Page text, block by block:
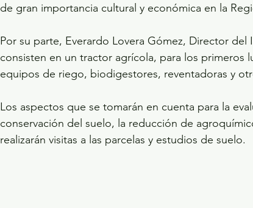
de gran importancia cultural y económica en la
Por su parte, Everardo Lovera Gómez, Director
consisten en un tractor agrícola, para los primeros
equipos de riego, biodigestores, reventadoras y
Los aspectos que se tomarán en cuenta para la
conservación del suelo, la reducción de
realizarán visitas a las parcelas y estudios de suelo.